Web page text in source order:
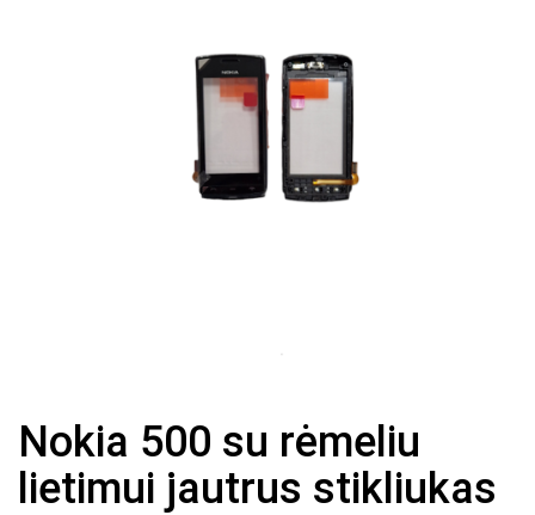
Nokia 500 su rėmeliu
lietimui jautrus stikliukas